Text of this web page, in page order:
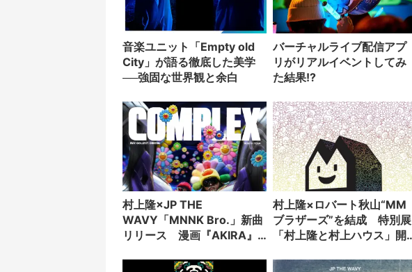
音楽ユニット「Empty old
City」が語る徹底した美学
──強固な世界観と余白
バーチャルライブ配信アプ
リがリアルイベントしてみ
た結果!?
村上隆×JP THE
WAVY「MNNK Bro.」新曲
リリース 漫画『AKIRA』
村上隆×ロバート秋山“MM
ブラザーズ”を結成 特別展
「村上隆と村上ハウス」開